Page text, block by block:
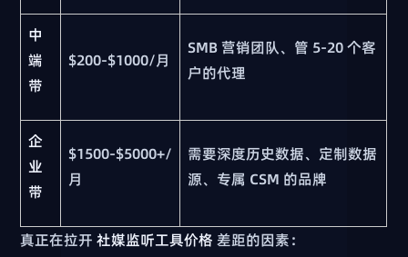
中
端
带
$200-$1000/月
SMB 营销团队、管 5-20 个客
户的代理
企
业
带
$1500-$5000+/
月
需要深度历史数据、定制数据
源、专属 CSM 的品牌
真正在拉开社媒监听工具价格 差距的因素：